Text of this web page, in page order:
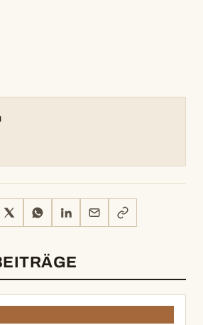
WHATSAPPLINKEDIN
MAIL
LINK
KOPIEREN